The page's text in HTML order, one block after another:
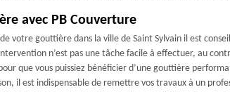
avec PB Couverture
de votre gouttière dans la ville de Saint Sylvain il est
n’est pas une tâche facile à effectuer, au
que vous puissiez bénéficier d’une gouttière
il est indispensable de remettre vos travaux à un